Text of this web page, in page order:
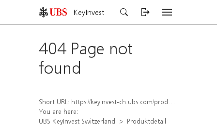
KeyInvest
404 Page not
found
Short URL: https://keyinvest-ch.ubs.com/produkt/detail/index/isin/CH1567411207
You are here:
UBS KeyInvest Switzerland
Produktdetail